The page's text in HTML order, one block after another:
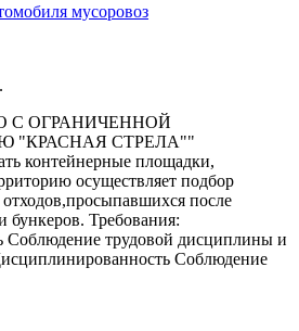
мусоровоз
С ОГРАНИЧЕННОЙ
"КРАСНАЯ СТРЕЛА""
контейнерные площадки,
осуществляет подбор
после
бункеров. Требования:
Соблюдение трудовой дисциплины и
Соблюдение